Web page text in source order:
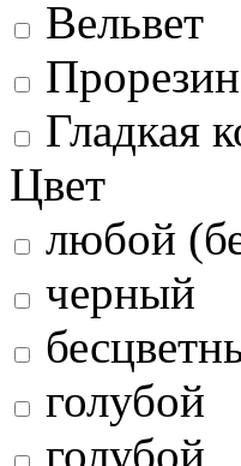
Вельвет
Гладкая
Цвет
любой
черный
голубой
голубой